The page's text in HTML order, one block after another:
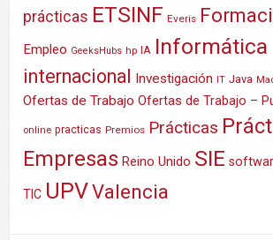
prácticas ETSINF Everis
Empleo GeeksHubs hp IA Informática
internacional Investigación IT Java
Ofertas de Trabajo Ofertas de Trabajo –
online practicas Premios Prácticas
Empresas Reino Unido SIE
TIC UPVValencia